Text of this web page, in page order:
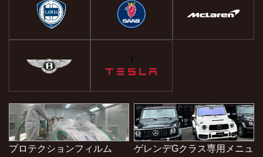
プロテクションフィルム
ゲレンデGクラス専用メニュ